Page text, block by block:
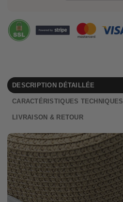
DESCRIPTION DÉTAILLÉE
CARACTÉRISTIQUES TECHNIQUES
LIVRAISON & RETOUR